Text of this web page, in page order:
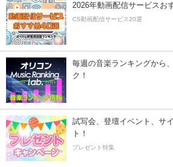
2026年動画配信サービスお
CS動画配信サービス20選
毎週の音楽ランキングから
ク！
試写会、登壇イベント、サ
ト！
プレゼント特集